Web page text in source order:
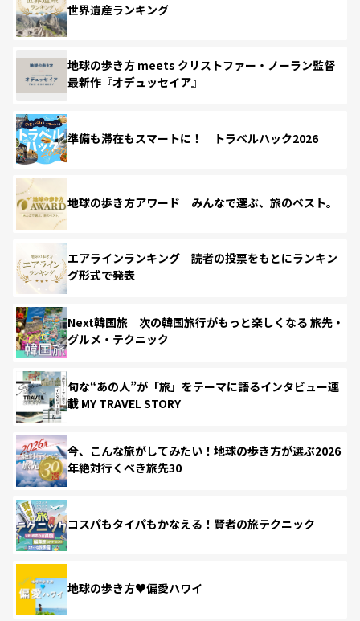
世界遺産ランキング
地球の歩き方 meets クリストファー・ノーラン監督
最新作『オデュッセイア』
準備も滞在もスマートに！ トラベルハック2026
地球の歩き方アワード みんなで選ぶ、旅のベスト。
エアラインランキング 読者の投票をもとにランキン
グ形式で発表
Next韓国旅 次の韓国旅行がもっと楽しくなる 旅先・
グルメ・テクニック
旬な“あの人”が「旅」をテーマに語るインタビュー連
載 MY TRAVEL STORY
今、こんな旅がしてみたい！地球の歩き方が選ぶ2026
年絶対行くべき旅先30
コスパもタイパもかなえる！賢者の旅テクニック
地球の歩き方♥偏愛ハワイ